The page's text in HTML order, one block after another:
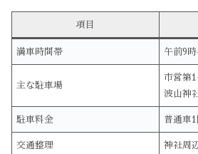
項目
満車時間帯 午前9
主な駐車場
市営第
波山神
駐車料金 普通車
交通整理 神社周